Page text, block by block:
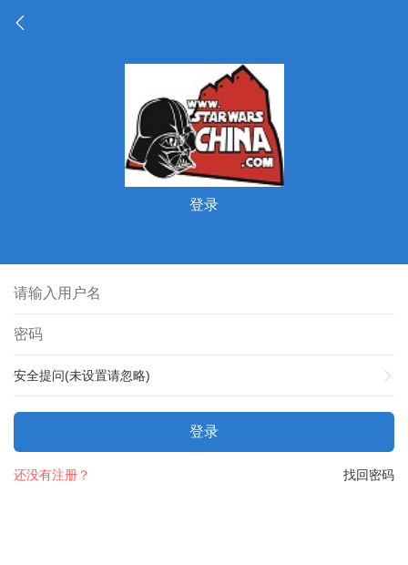
登录
安全提问(未设置请忽略)
登录
找回密码
还没有注册？